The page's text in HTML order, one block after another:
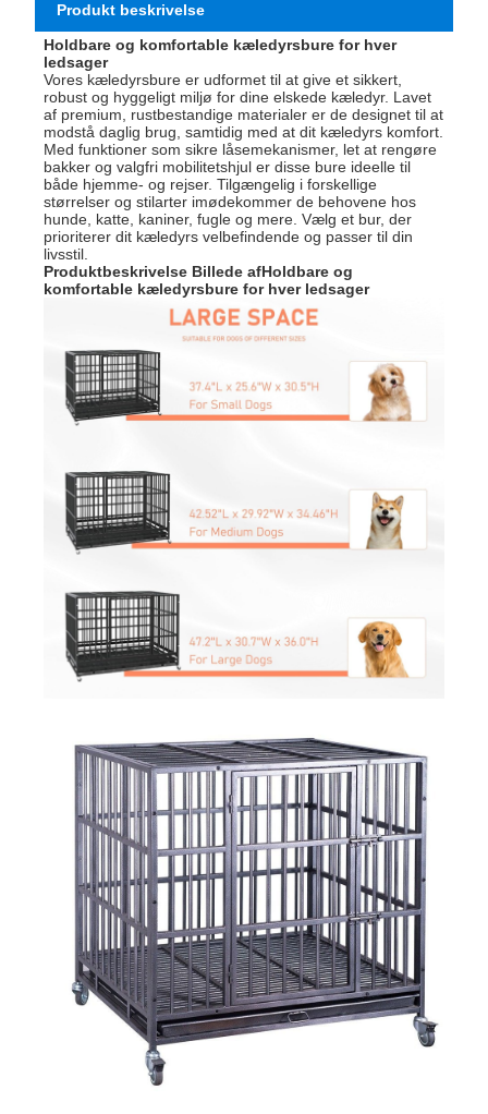
Produkt beskrivelse
Holdbare og komfortable kæledyrsbure for hver
ledsager
Vores kæledyrsbure er udformet til at give et sikkert,
robust og hyggeligt miljø for dine elskede kæledyr. Lavet
af premium, rustbestandige materialer er de designet til at
modstå daglig brug, samtidig med at dit kæledyrs komfort.
Med funktioner som sikre låsemekanismer, let at rengøre
bakker og valgfri mobilitetshjul er disse bure ideelle til
både hjemme- og rejser. Tilgængelig i forskellige
størrelser og stilarter imødekommer de behovene hos
hunde, katte, kaniner, fugle og mere. Vælg et bur, der
prioriterer dit kæledyrs velbefindende og passer til din
livsstil.
Produktbeskrivelse Billede afHoldbare og
komfortable kæledyrsbure for hver ledsager